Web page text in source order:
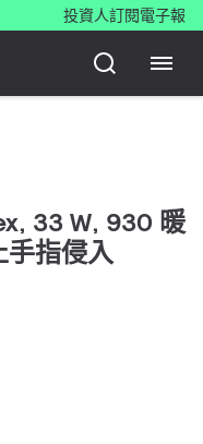
投資人訂閱電子報
33 W, 930 暖
手指侵入